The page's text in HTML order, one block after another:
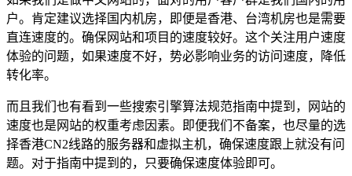
户。肯定建议选择国内机房，即便是香港、台湾机房也是需要
直连速度的。确保网站和项目的速度较好。这个关注用户速度
体验的问题，如果速度不好，势必影响业务的访问速度，降低
转化率。
而且我们也有看到一些搜索引擎算法规范指南中提到，网站的
速度也是网站的权重考虑因素。即便我们不备案，也尽量的选
择香港CN2线路的服务器和虚拟主机，确保速度跟上就没有问
题。对于指南中提到的，只要确保速度体验即可。